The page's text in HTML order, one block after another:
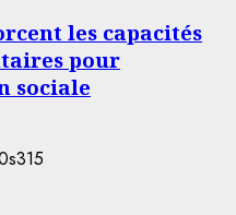
les capacités
pour
sociale